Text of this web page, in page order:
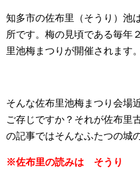
知多市の佐布里（そうり）池
所です。梅の見頃である毎年
里池梅まつりが開催されます。
そんな佐布里池梅まつり会場
ご存じですか？それが佐布里
の記事ではそんなふたつの城
※佐布里の読みは そうり